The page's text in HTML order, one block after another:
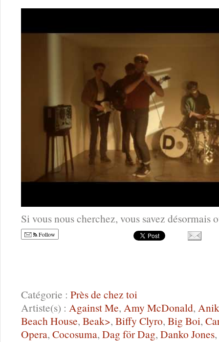
Si vous nous cherchez, vous savez désormais
Follow
Catégorie : Près de chez toi
Artiste(s) : Against Me, Amy McDonald,
Beach House, Beak>, Biffy Clyro, Big Boi,
Opera, Cocosuma, Dag för Dag, Danko Jones,